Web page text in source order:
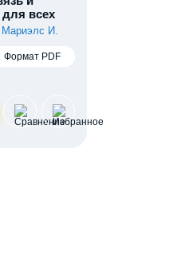
всех
Мариэлс И.
Формат PDF